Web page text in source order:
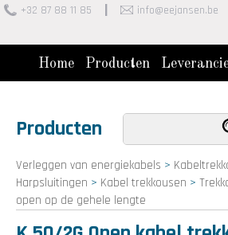
+32 87 88 11 85 info@eejansen.be
Home Producten
Producten
Verleggen van energiekabels >
Harpsluitingen > Kabel trekkousen >
open op de gehele lengte